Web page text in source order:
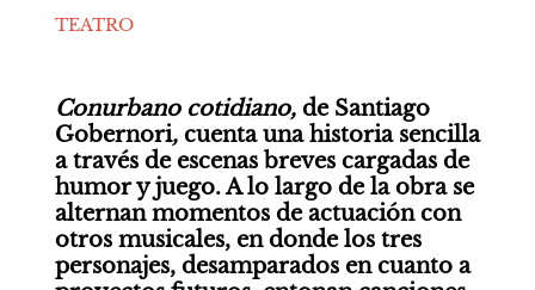
TEATRO
Conurbano cotidiano, de Santiago
Gobernori, cuenta una historia sencilla
a través de escenas breves cargadas de
humor y juego. A lo largo de la obra se
alternan momentos de actuación con
otros musicales, en donde los tres
personajes, desamparados en cuanto a